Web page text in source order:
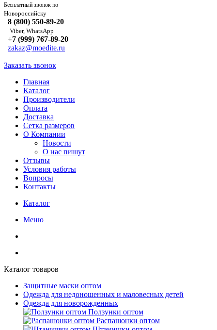
Бесплатный звонок по
Новороссийску
8 (800) 550-89-20
Viber, WhatsApp
+7 (999) 767-89-20
zakaz@moedite.ru
Заказать звонок
Главная
Каталог
Производители
Оплата
Доставка
Сетка размеров
О Компании
Новости
О нас пишут
Отзывы
Условия работы
Вопросы
Контакты
Каталог
Меню
Каталог товаров
Защитные маски оптом
Одежда для недоношенных и маловесных детей
Одежда для новорожденных
Ползунки оптом
Распашонки оптом